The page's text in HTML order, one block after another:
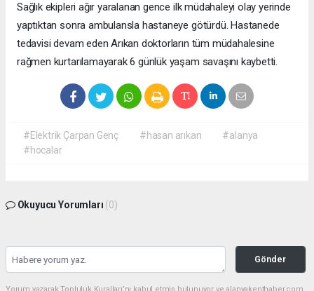
Sağlık ekipleri ağır yaralanan gence ilk müdahaleyi olay yerinde
yaptıktan sonra ambulansla hastaneye götürdü. Hastanede
tedavisi devam eden Arıkan doktorların tüm müdahalesine
rağmen kurtarılamayarak 6 günlük yaşam savaşını kaybetti.
#Elektrik Çarpan Genç #hasan arıkan
#alanya
#hocalar
Okuyucu Yorumları (0)
Gönder